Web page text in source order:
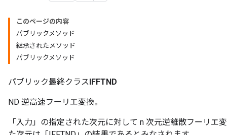
このページの内容
パブリックメソッド
継承されたメソッド
パブリックメソッド
パブリック最終クラスIFFTND
ND 逆高速フーリエ変換。
「入力」の指定された次元に対して n 次元逆離散フーリエ